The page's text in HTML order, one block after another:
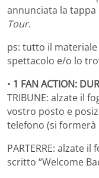
annunciata la tappa
Tour.
ps: tutto il
spettacolo e/o lo
• 1 FAN ACTION:
TRIBUNE: alzate il
vostro posto e
telefono (si formerà
PARTERRE: alzate
scritto “Welcome